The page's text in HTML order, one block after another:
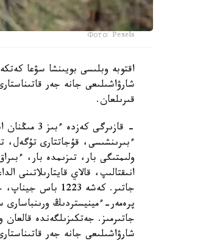
Фото: Pexels
اقتوبە وبلىسى بويىنشا سۋعا
قىرىلعان.
- قازىرگى
ءبىرىنشىسى، قۇجاتتارى تۇگەل،
ولىمتىگى بار، تىزىمدە بار،
انىقتالىپ، قالاي قايتارىلاتىنى
جاتىر. كەشە
جاتىرمىز. جەتكىزىلگەندە
شارۋاشىلىعى جانە جەر